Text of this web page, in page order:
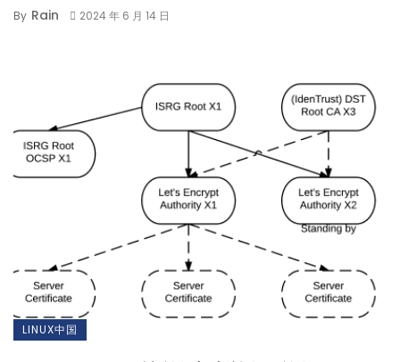
By Rain 2024 年 6 月 14 日
LINUX中国